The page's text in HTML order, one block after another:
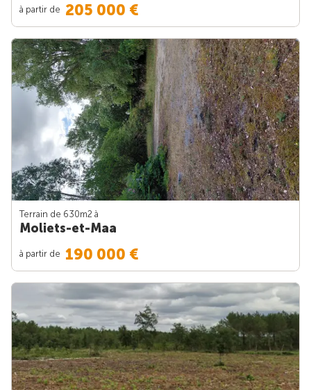
à partir de 205 000 €
Terrain de 630m2 à
Moliets-et-Maa
à partir de 190 000 €